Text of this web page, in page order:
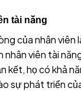
tài năng
của nhân viên
viên tài
kết, họ có khả
sự phát triển